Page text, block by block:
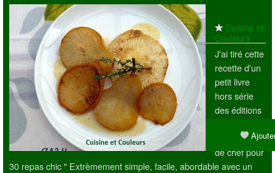
Cuisine et
Couleurs
J'ai tiré cette
recette d'un
petit livre
hors série
des éditions
" Recettes
de chef pour
30 repas chic " Extrèmement simple, facile, abordable avec un